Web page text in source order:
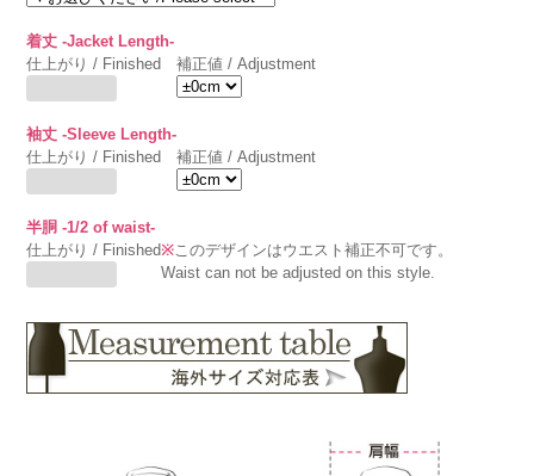
着丈 -Jacket Length-
仕上がり / Finished
補正値 / Adjustment
袖丈 -Sleeve Length-
仕上がり / Finished
補正値 / Adjustment
半胴 -1/2 of waist-
仕上がり / Finished※このデザインはウエスト補正不可です。
Waist can not be adjusted on this style.